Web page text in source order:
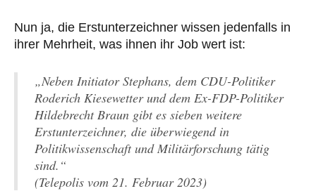
Nun ja, die Erstunterzeichner wissen jedenfalls in
ihrer Mehrheit, was ihnen ihr Job wert ist:
„Neben Initiator Stephans, dem CDU-Politiker
Roderich Kiesewetter und dem Ex-FDP-Politiker
Hildebrecht Braun gibt es sieben weitere
Erstunterzeichner, die überwiegend in
Politikwissenschaft und Militärforschung tätig
sind.“
(Telepolis vom 21. Februar 2023)